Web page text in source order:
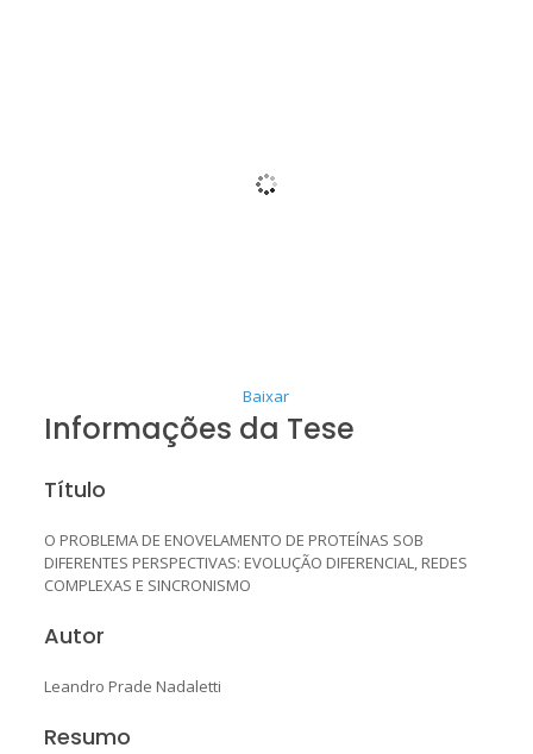
Baixar
Informações da Tese
Título
O PROBLEMA DE ENOVELAMENTO DE PROTEÍNAS SOB
DIFERENTES PERSPECTIVAS: EVOLUÇÃO DIFERENCIAL, REDES
COMPLEXAS E SINCRONISMO
Autor
Leandro Prade Nadaletti
Resumo